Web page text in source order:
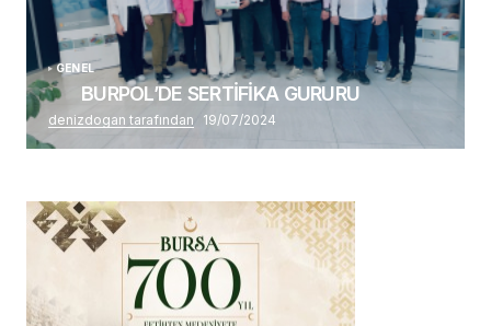
GENEL
BURPOL’DE SERTİFİKA GURURU
denizdogan tarafından 19/07/2024